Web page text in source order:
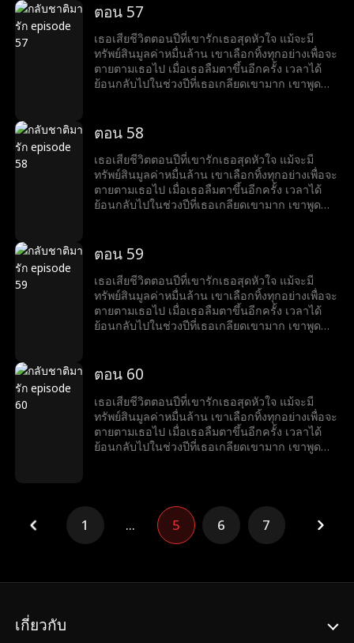
ตอน 57
เธอเสียชีวิตตอนปีที่เขารักเธอสุดหัวใจ แม้จะมี
ทรัพย์สินมูลค่าหมื่นล้าน เขาเลือกทิ้งทุกอย่างเพื่อจะ
ตายตามเธอไป เมื่อเธอลืมตาขึ้นอีกครั้ง เวลาได้
ย้อนกลับไปในช่วงปีที่เธอเกลียดเขามาก เขาพูด
ตอน 58
เธอเสียชีวิตตอนปีที่เขารักเธอสุดหัวใจ แม้จะมี
ทรัพย์สินมูลค่าหมื่นล้าน เขาเลือกทิ้งทุกอย่างเพื่อจะ
ตายตามเธอไป เมื่อเธอลืมตาขึ้นอีกครั้ง เวลาได้
ย้อนกลับไปในช่วงปีที่เธอเกลียดเขามาก เขาพูด
ตอน 59
เธอเสียชีวิตตอนปีที่เขารักเธอสุดหัวใจ แม้จะมี
ทรัพย์สินมูลค่าหมื่นล้าน เขาเลือกทิ้งทุกอย่างเพื่อจะ
ตายตามเธอไป เมื่อเธอลืมตาขึ้นอีกครั้ง เวลาได้
ย้อนกลับไปในช่วงปีที่เธอเกลียดเขามาก เขาพูด
ตอน 60
เธอเสียชีวิตตอนปีที่เขารักเธอสุดหัวใจ แม้จะมี
ทรัพย์สินมูลค่าหมื่นล้าน เขาเลือกทิ้งทุกอย่างเพื่อจะ
ตายตามเธอไป เมื่อเธอลืมตาขึ้นอีกครั้ง เวลาได้
ย้อนกลับไปในช่วงปีที่เธอเกลียดเขามาก เขาพูด
1 ... 5 6 7
เกี่ยวกับ